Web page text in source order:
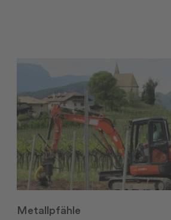
Metallpfähle